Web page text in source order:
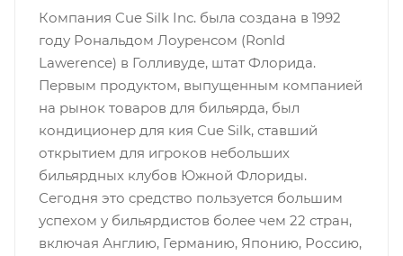
Компания Cue Silk Inc. была создана в 1992
году Рональдом Лоуренсом (Ronld
Lawerence) в Голливуде, штат Флорида.
Первым продуктом, выпущенным компанией
на рынок товаров для бильярда, был
кондиционер для кия Cue Silk, ставший
открытием для игроков небольших
бильярдных клубов Южной Флориды.
Сегодня это средство пользуется большим
успехом у бильярдистов более чем 22 стран,
включая Англию, Германию, Японию, Россию,